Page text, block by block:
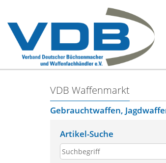
VDB Waffenmarkt
Gebrauchtwaffen,
Artikel-Suche